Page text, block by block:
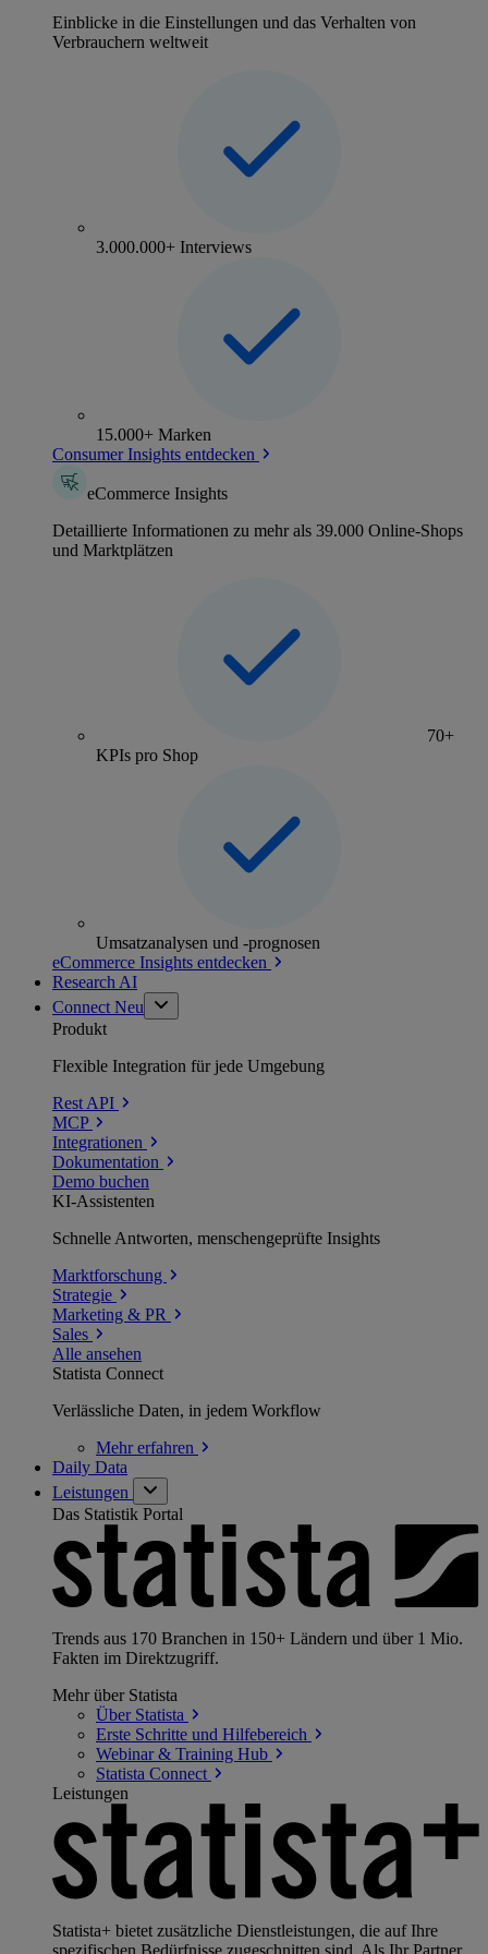
Einblicke in die Einstellungen und das Verhalten von
Verbrauchern weltweit
3.000.000+ Interviews
15.000+ Marken
Consumer Insights entdecken
eCommerce Insights
Detaillierte Informationen zu mehr als 39.000 Online-Shops
und Marktplätzen
70+
KPIs pro Shop
Umsatzanalysen und -prognosen
eCommerce Insights entdecken
Research AI
Connect Neu
Produkt
Flexible Integration für jede Umgebung
Rest API
MCP
Integrationen
Dokumentation
Demo buchen
KI-Assistenten
Schnelle Antworten, menschengeprüfte Insights
Marktforschung
Strategie
Marketing & PR
Sales
Alle ansehen
Statista Connect
Verlässliche Daten, in jedem Workflow
Mehrerfahren
Daily Data
Leistungen
Das Statistik Portal
Trends aus 170 Branchen in 150+ Ländern und über 1 Mio.
Fakten im Direktzugriff.
Mehr über Statista
Über Statista
Erste Schritte und Hilfebereich
Webinar & Training Hub
Statista Connect
Leistungen
Statista+ bietet zusätzliche Dienstleistungen, die auf Ihre
spezifischen Bedürfnisse zugeschnitten sind. Als Ihr Partner